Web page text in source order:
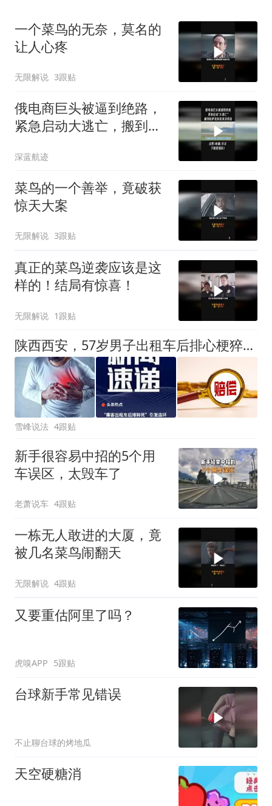
一个菜鸟的无奈，莫名的
让人心疼
无限解说 3跟贴
俄电商巨头被逼到绝路，
紧急启动大逃亡，搬到哈
深蓝航迹
菜鸟的一个善举，竟破获
惊天大案
无限解说 3跟贴
真正的菜鸟逆袭应该是这
样的！结局有惊喜！
无限解说 1跟贴
陕西西安，57岁男子出租车后排心梗猝死，家人向三方索赔30万
雪峰说法 4跟贴
新手很容易中招的5个用
车误区，太毁车了
老萧说车 4跟贴
一栋无人敢进的大厦，竟
被几名菜鸟闹翻天
无限解说 4跟贴
又要重估阿里了吗？
虎嗅APP 5跟贴
台球新手常见错误
不止聊台球的烤地瓜
天空硬糖消